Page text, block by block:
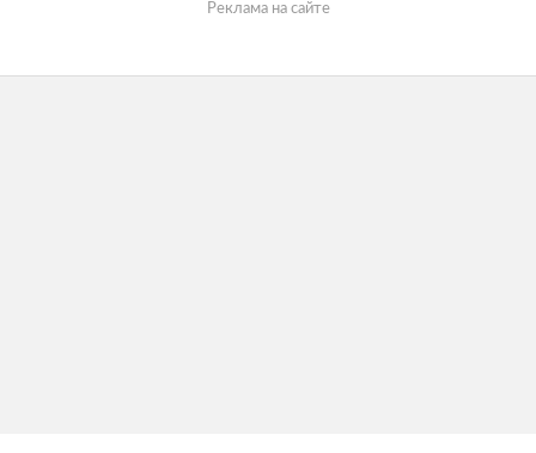
Реклама на сайте